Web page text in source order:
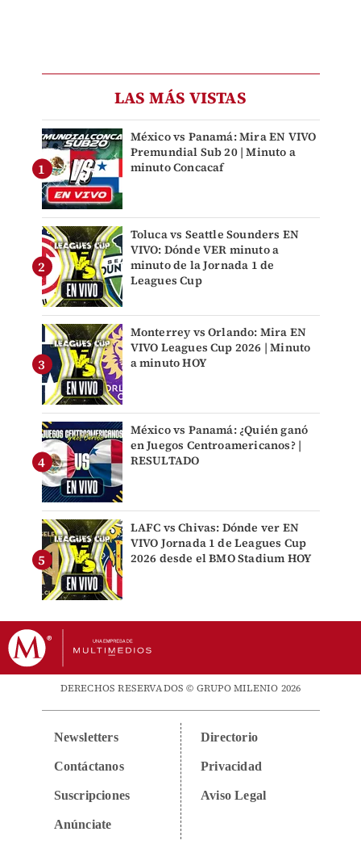
LAS MÁS VISTAS
México vs Panamá: Mira EN VIVO
Premundial Sub 20 | Minuto a
minuto Concacaf
Toluca vs Seattle Sounders EN
VIVO: Dónde VER minuto a
minuto de la Jornada 1 de
Leagues Cup
Monterrey vs Orlando: Mira EN
VIVO Leagues Cup 2026 | Minuto
a minuto HOY
México vs Panamá: ¿Quién ganó
en Juegos Centroamericanos? |
RESULTADO
LAFC vs Chivas: Dónde ver EN
VIVO Jornada 1 de Leagues Cup
2026 desde el BMO Stadium HOY
DERECHOS RESERVADOS © GRUPO MILENIO 2026
Newsletters
Contáctanos
Suscripciones
Anúnciate
Directorio
Privacidad
Aviso Legal